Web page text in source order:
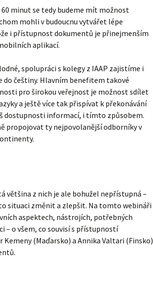
minut se tedy budeme mít možnost
mohli v budoucnu vytvářet lépe
i přístupnost dokumentů je přinejmenším
aplikací.
spolupráci s kolegy z IAAP zajistíme i
češtiny. Hlavním benefitem takové
pro širokou veřejnost je možnost sdílet
a ještě více tak přispívat k překonávání
dostupnosti informací, i tímto způsobem.
propojovat ty nejpovolanější odborníky v
většina z nich je ale bohužel nepřístupná –
situaci změnit a zlepšit. Na tomto webináři
aspektech, nástrojích, potřebných
– o všem, co souvisí s přístupností
(Maďarsko) a Annika Valtari (Finsko)